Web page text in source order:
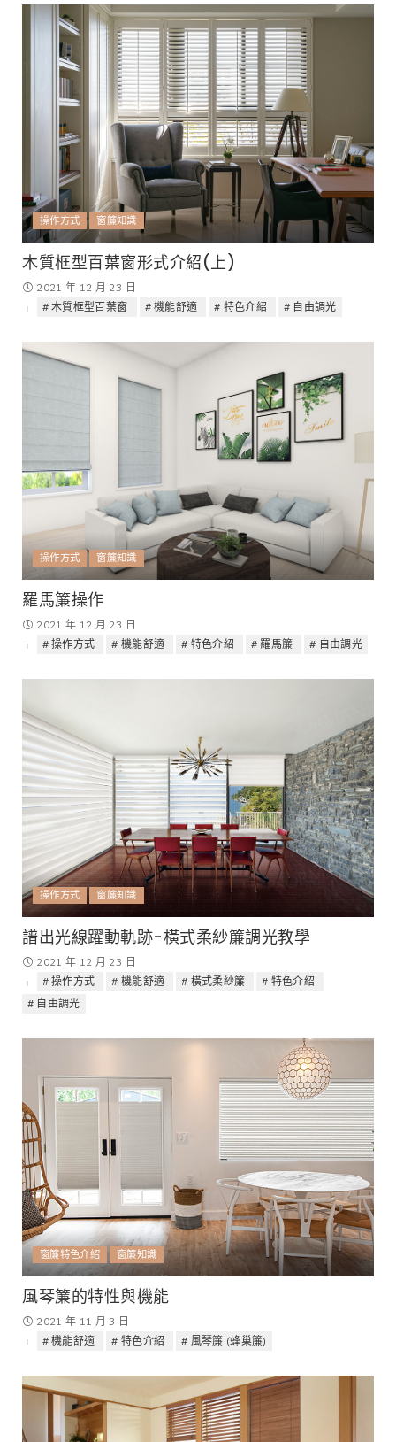
操作方式 窗簾知識
木質框型百葉窗形式介紹(上)
2021 年 12 月 23 日
木質框型百葉窗
機能舒適 特色介紹 自由調光
操作方式 窗簾知識
羅馬簾操作
2021 年 12 月 23 日
操作方式
機能舒適 特色介紹 羅馬簾 自由調光
操作方式 窗簾知識
譜出光線躍動軌跡-橫式柔紗簾調光教學
2021 年 12 月 23 日
操作方式
機能舒適 橫式柔紗簾
特色介紹
自由調光
窗簾特色介紹 窗簾知識
風琴簾的特性與機能
2021 年 11 月 3 日
機能舒適
特色介紹 風琴簾 (蜂巢簾)